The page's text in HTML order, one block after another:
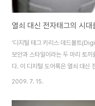
‘디지털 태그 키리스 데드볼트
보안과 스타일이라는 두 마리 토
다. 이 디지털 도어록은 열쇠 대신
을 끌지만 설계, 소재, 엔지니어링
안을 책임질 수 있는 강력한 메탈
2009. 7. 15.